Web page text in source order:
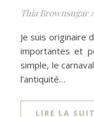
Thia Brownsugar /
Je suis originaire
importantes et
simple, le
l’antiquité…
LIRE LA